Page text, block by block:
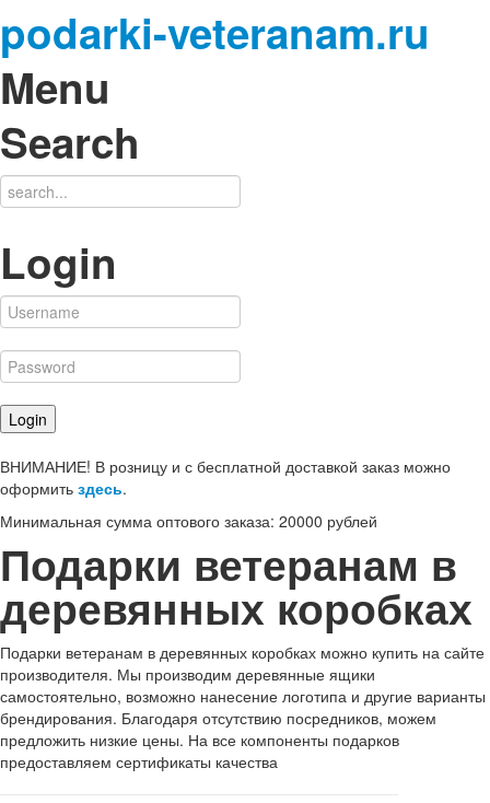
podarki-veteranam.ru
Menu
Search
Login
ВНИМАНИЕ! В розницу и с бесплатной доставкой заказ можно
оформить здесь.
Минимальная сумма оптового заказа: 20000 рублей
Подарки ветеранам в
деревянных коробках
Подарки ветеранам в деревянных коробках можно купить на сайте
производителя. Мы производим деревянные ящики
самостоятельно, возможно нанесение логотипа и другие варианты
брендирования. Благодаря отсутствию посредников, можем
предложить низкие цены. На все компоненты подарков
предоставляем сертификаты качества